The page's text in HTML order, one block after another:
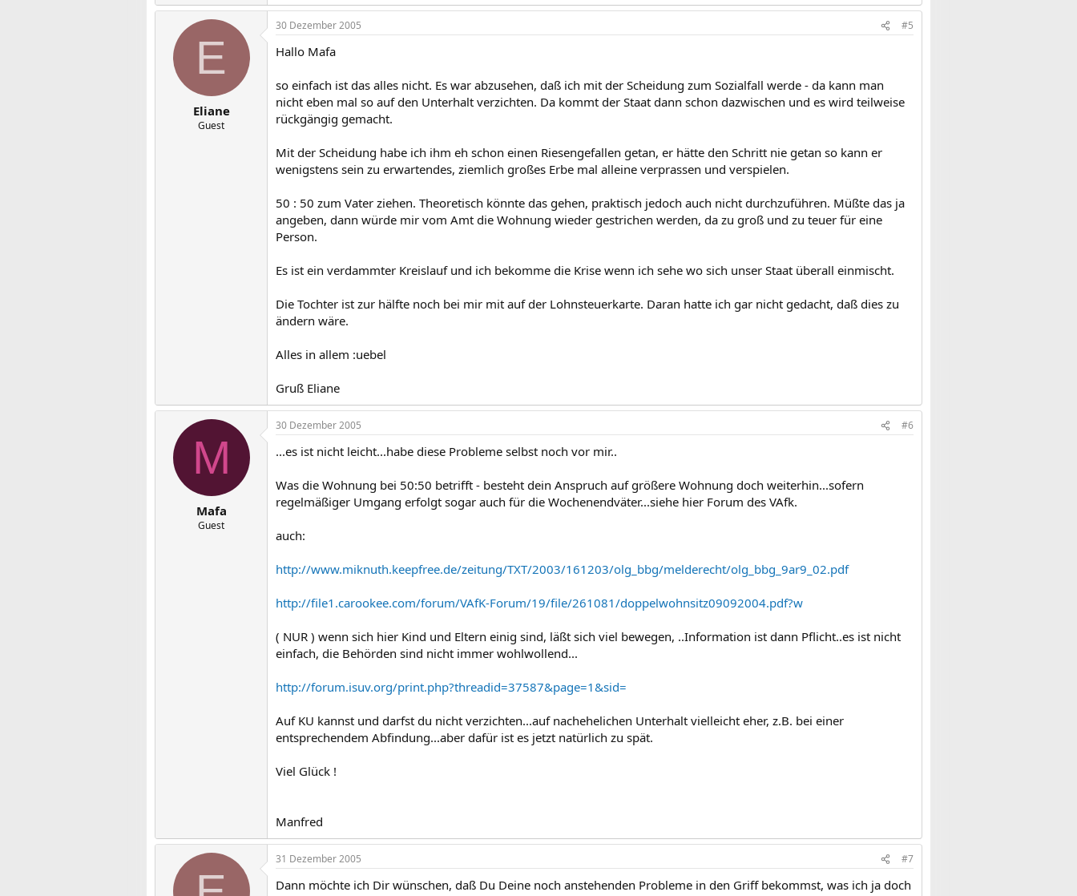
E
Eliane
Guest
30 Dezember 2005 #5
Hallo Mafa
so einfach ist das alles nicht. Es war abzusehen, daß ich mit der Scheidung zum Sozialfall werde - da kann man
nicht eben mal so auf den Unterhalt verzichten. Da kommt der Staat dann schon dazwischen und es wird teilweise
rückgängig gemacht.
Mit der Scheidung habe ich ihm eh schon einen Riesengefallen getan, er hätte den Schritt nie getan so kann er
wenigstens sein zu erwartendes, ziemlich großes Erbe mal alleine verprassen und verspielen.
50 : 50 zum Vater ziehen. Theoretisch könnte das gehen, praktisch jedoch auch nicht durchzuführen. Müßte das ja
angeben, dann würde mir vom Amt die Wohnung wieder gestrichen werden, da zu groß und zu teuer für eine
Person.
Es ist ein verdammter Kreislauf und ich bekomme die Krise wenn ich sehe wo sich unser Staat überall einmischt.
Die Tochter ist zur hälfte noch bei mir mit auf der Lohnsteuerkarte. Daran hatte ich gar nicht gedacht, daß dies zu
ändern wäre.
Alles in allem :uebel
Gruß Eliane
M
Mafa
Guest
30 Dezember 2005 #6
...es ist nicht leicht...habe diese Probleme selbst noch vor mir..
Was die Wohnung bei 50:50 betrifft - besteht dein Anspruch auf größere Wohnung doch weiterhin...sofern
regelmäßiger Umgang erfolgt sogar auch für die Wochenendväter...siehe hier Forum des VAfk.
auch:
http://www.miknuth.keepfree.de/zeitung/TXT/2003/161203/olg_bbg/melderecht/olg_bbg_9ar9_02.pdf
http://file1.carookee.com/forum/VAfK-Forum/19/file/261081/doppelwohnsitz09092004.pdf?w
( NUR ) wenn sich hier Kind und Eltern einig sind, läßt sich viel bewegen, ..Information ist dann Pflicht..es ist nicht
einfach, die Behörden sind nicht immer wohlwollend...
http://forum.isuv.org/print.php?threadid=37587&page=1&sid=
Auf KU kannst und darfst du nicht verzichten...auf nachehelichen Unterhalt vielleicht eher, z.B. bei einer
entsprechendem Abfindung...aber dafür ist es jetzt natürlich zu spät.
Viel Glück !
Manfred
31 Dezember 2005 #7
Dann möchte ich Dir wünschen, daß Du Deine noch anstehenden Probleme in den Griff bekommst, was ich ja doch